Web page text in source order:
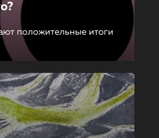
положительные итоги